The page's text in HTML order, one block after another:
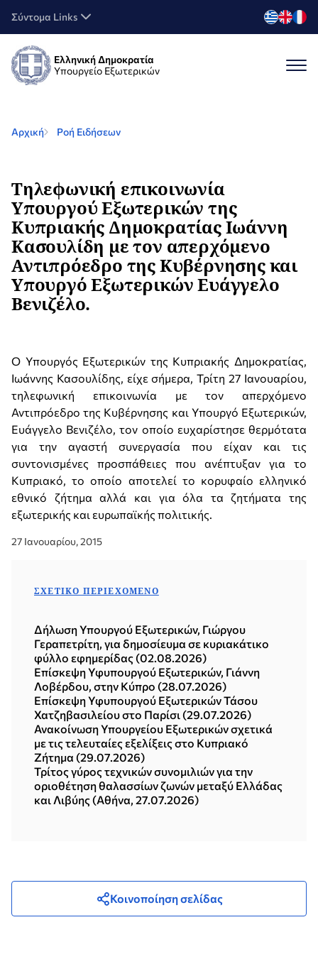
Σύντομα Links
Ελληνική Δημοκρατία
Υπουργείο Εξωτερικών
Αρχική Ροή Ειδήσεων
Τηλεφωνική επικοινωνία
Υπουργού Εξωτερικών της
Κυπριακής Δημοκρατίας Ιωάννη
Κασουλίδη με τον απερχόμενο
Αντιπρόεδρο της Κυβέρνησης και
Υπουργό Εξωτερικών Ευάγγελο
Βενιζέλο.
Ο Υπουργός Εξωτερικών της Κυπριακής Δημοκρατίας,
Ιωάννης Κασουλίδης, είχε σήμερα, Τρίτη 27 Ιανουαρίου,
τηλεφωνική επικοινωνία με τον απερχόμενο
Αντιπρόεδρο της Κυβέρνησης και Υπουργό Εξωτερικών,
Ευάγγελο Βενιζέλο, τον οποίο ευχαρίστησε θερμότατα
για την αγαστή συνεργασία που είχαν και τις
συντονισμένες προσπάθειες που ανέπτυξαν για το
Κυπριακό, το οποίο αποτελεί το κορυφαίο ελληνικό
εθνικό ζήτημα αλλά και για όλα τα ζητήματα της
εξωτερικής και ευρωπαϊκής πολιτικής.
27 Ιανουαρίου, 2015
ΣΧΕΤΙΚΌ ΠΕΡΙΕΧΌΜΕΝΟ
Δήλωση Υπουργού Εξωτερικών, Γιώργου
Γεραπετρίτη, για δημοσίευμα σε κυριακάτικο
φύλλο εφημερίδας (02.08.2026)
Επίσκεψη Υφυπουργού Εξωτερικών, Γιάννη
Λοβέρδου, στην Κύπρο (28.07.2026)
Επίσκεψη Υφυπουργού Εξωτερικών Τάσου
Χατζηβασιλείου στο Παρίσι (29.07.2026)
Ανακοίνωση Υπουργείου Εξωτερικών σχετικά
με τις τελευταίες εξελίξεις στο Κυπριακό
Ζήτημα (29.07.2026)
Τρίτος γύρος τεχνικών συνομιλιών για την
οριοθέτηση θαλασσίων ζωνών μεταξύ Ελλάδας
και Λιβύης (Αθήνα, 27.07.2026)
Κοινοποίηση σελίδας